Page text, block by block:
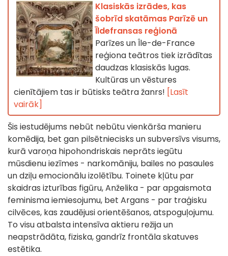
Klasiskās izrādes, kas
šobrīd skatāmas Parīzē un
Īldefransas reģionā
Parīzes un Île-de-France
reģiona teātros tiek izrādītas
daudzas klasiskās lugas.
Kultūras un vēstures
cienītājiem tas ir būtisks teātra žanrs! [Lasīt
vairāk]
Šis iestudējums nebūt nebūtu vienkārša manieru
komēdija, bet gan pilsētniecisks un subversīvs visums,
kurā varoņa hipohondriskais neprāts iegūtu
mūsdienu iezīmes - narkomāniju, bailes no pasaules
un dziļu emocionālu izolētību. Toinete kļūtu par
skaidras izturības figūru, Anželika - par apgaismota
feminisma iemiesojumu, bet Argans - par traģisku
cilvēces, kas zaudējusi orientēšanos, atspoguļojumu.
To visu atbalsta intensīva aktieru režija un
neapstrādāta, fiziska, gandrīz frontāla skatuves
estētika.